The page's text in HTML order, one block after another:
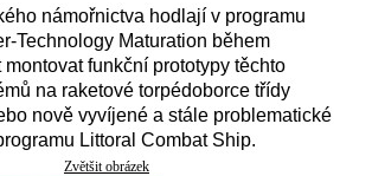
námořnictva hodlají v programu
Technology Maturation během
funkční prototypy těchto
na raketové torpédoborce třídy
nově vyvíjené a stále problematické
Littoral Combat Ship.
Zvětšit obrázek